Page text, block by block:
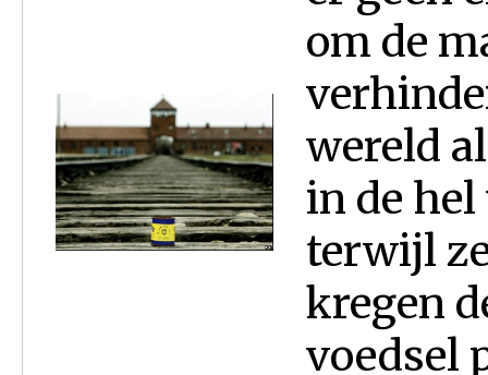
om de
wereld
in de
terwijl
kregen
voedsel